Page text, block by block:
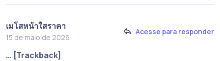
เมโสหน้าใสราคา
15 de maio de 2026
Acesse para responder
… [Trackback]